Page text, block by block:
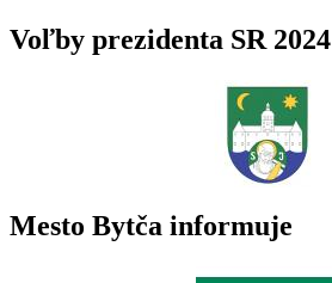
Voľby prezidenta SR 2024
Mesto Bytča informuje